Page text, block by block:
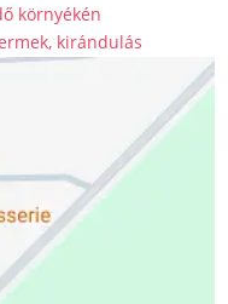
környékén
kirándulás